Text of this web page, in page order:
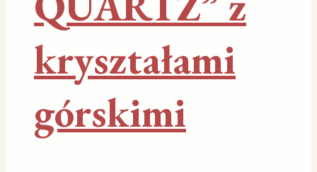
kryształami
górskimi